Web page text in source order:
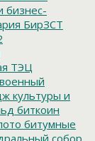
бизнес-
БирЗСТ
ТЭЦ
культуры и
биткоин
битумные
собор